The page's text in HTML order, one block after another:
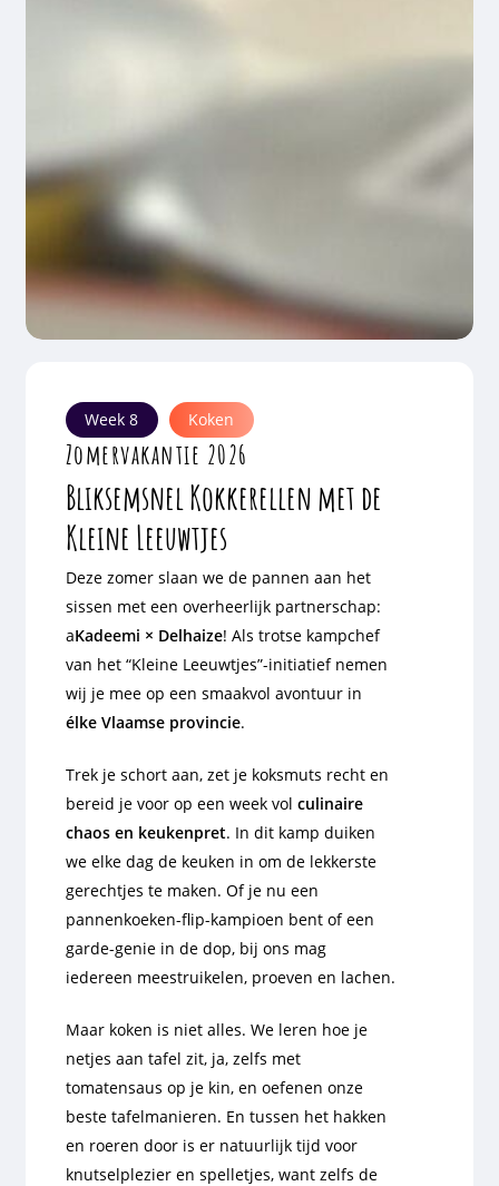
Week 8 Koken
Zomervakantie 2026
Bliksemsnel Kokkerellen met de
Kleine Leeuwtjes
Deze zomer slaan we de pannen aan het
sissen met een overheerlijk partnerschap:
aKadeemi × Delhaize! Als trotse kampchef
van het “Kleine Leeuwtjes”-initiatief nemen
wij je mee op een smaakvol avontuur in
élke Vlaamse provincie.
Trek je schort aan, zet je koksmuts recht en
bereid je voor op een week vol culinaire
chaos en keukenpret. In dit kamp duiken
we elke dag de keuken in om de lekkerste
gerechtjes te maken. Of je nu een
pannenkoeken-flip-kampioen bent of een
garde-genie in de dop, bij ons mag
iedereen meestruikelen, proeven en lachen.
Maar koken is niet alles. We leren hoe je
netjes aan tafel zit, ja, zelfs met
tomatensaus op je kin, en oefenen onze
beste tafelmanieren. En tussen het hakken
en roeren door is er natuurlijk tijd voor
knutselplezier en spelletjes, want zelfs de